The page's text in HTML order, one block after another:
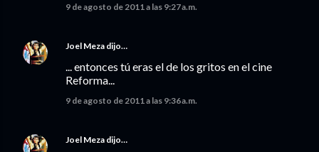
9 de agosto de 2011 a las 9:27 a.m.
Joel Meza dijo…
... entonces tú eras el de los gritos en el cine
Reforma...
9 de agosto de 2011 a las 9:36 a.m.
Joel Meza dijo…